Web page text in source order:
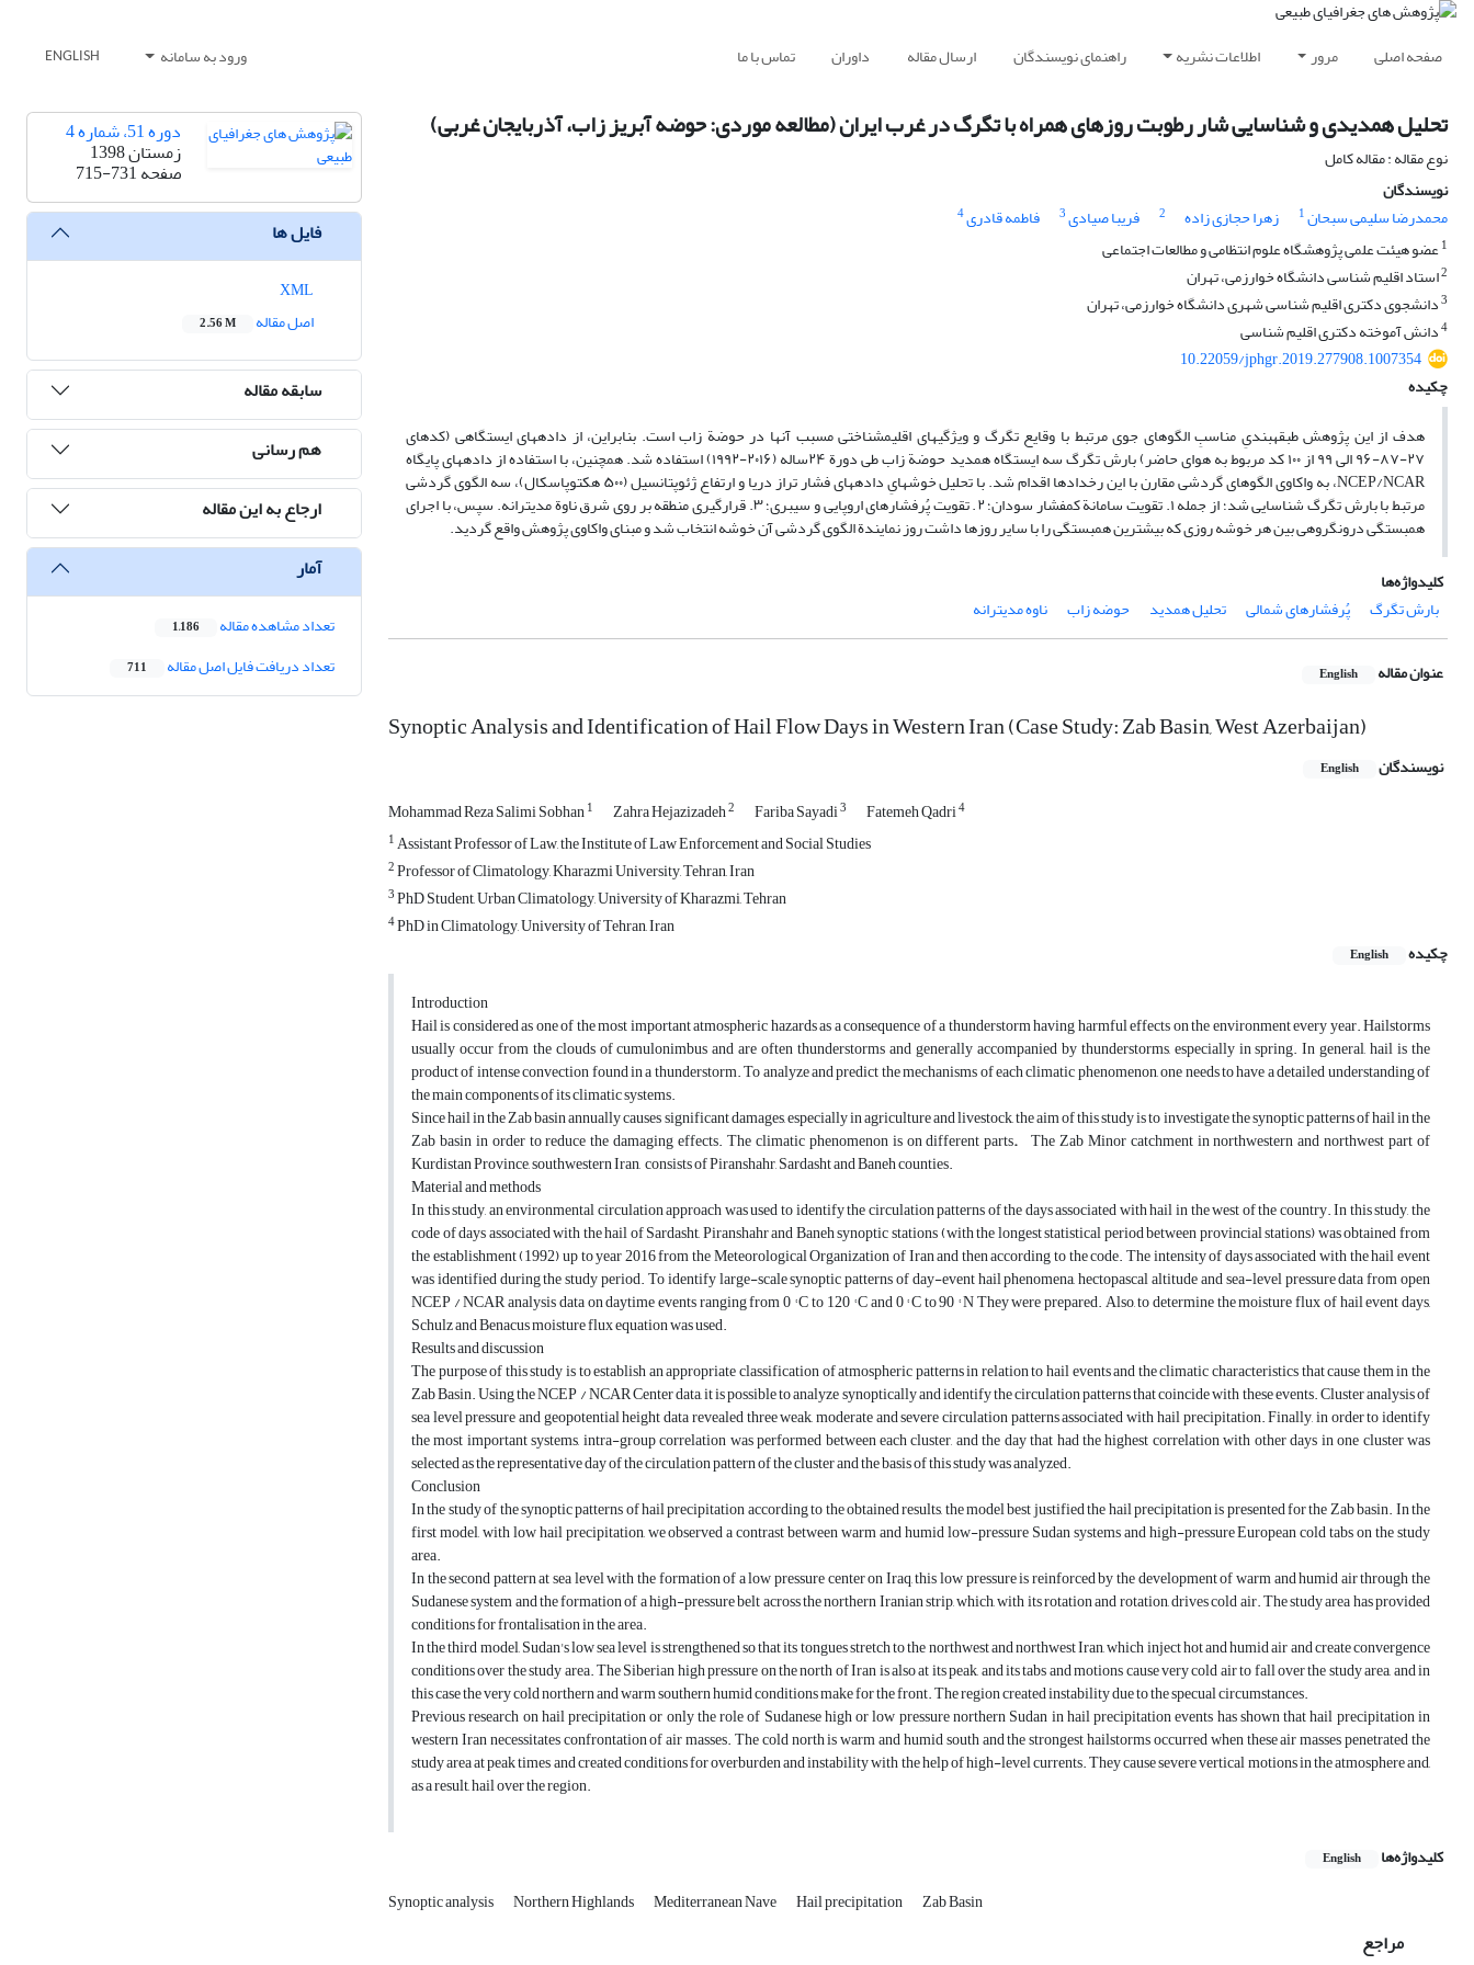
صفحه اصلی مرور اطلاعات نشریه راهنمای نویسندگان ارسال مقاله داوران تماس با ما ورود به سامانه ENGLISH
تحلیل همدیدی و شناسایی شار رطوبت روزهای همراه با تگرگ در غرب ایران (مطالعه موردی: حوضه آبریز زاب، آذربایجان غربی)
نوع مقاله : مقاله کامل
نویسندگان
محمدرضا سلیمی سبحان1 زهرا حجازی زاده 2 فریبا صیادی3 فاطمه قادری4
1عضو هیئت ‏علمی پژوهشگاه علوم انتظامی و مطالعات اجتماعی
2استاد اقلیم ‏شناسی دانشگاه خوارزمی، تهران
3دانشجوی دکتری اقلیم‏ شناسی شهری دانشگاه خوارزمی، تهران
4دانش‏ آموخته دکتری اقلیم ‏شناسی
10.22059/jphgr.2019.277908.1007354
چکیده
هدف از این پژوهش طبقه‏بندیِ مناسبِ الگوهای جوی مرتبط با وقایع تگرگ و ویژگی‏های اقلیم‏شناختی مسبب آن‏ها در حوضة زاب است. بنابراین، از داده‏های ایستگاهی (کدهای
۲۷-۸۷-۹۶ الی ۹۹ از ۱۰۰ کد مربوط به هوای حاضر) بارش تگرگ سه ایستگاه همدید حوضة زاب طی دورة ۲۴ساله (۲۰۱۶-۱۹۹۲) استفاده شد. همچنین، با استفاده از داده‏های پایگاه
NCEP/NCAR، به واکاوی الگوهای گردشی مقارن با این رخدادها اقدام شد. با تحلیل خوشه‏ایِ داده‏های فشار تراز دریا و ارتفاع ژئوپتانسیل (۵۰۰ هکتوپاسکال)، سه الگوی گردشی
مرتبط با بارش تگرگ شناسایی شد؛ از جمله ۱. تقویت سامانة کم‏فشار سودان؛ ۲. تقویت پُرفشارهای اروپایی و سیبری؛ ۳. قرارگیری منطقه بر روی شرق ناوة مدیترانه. سپس، با اجرای
همبستگی درون‏گروهی بین هر خوشه روزی که بیشترین همبستگی را با سایر روزها داشت روز نمایندة الگوی گردشی آن خوشه انتخاب شد و مبنای واکاوی پژوهش واقع گردید.
کلیدواژه‌ها
بارش تگرگ
پُرفشارهای شمالی تحلیل همدید حوضه زاب ناوه مدیترانه
عنوان مقاله English
Synoptic Analysis and Identification of Hail Flow Days in Western Iran (Case Study: Zab Basin, West Azerbaijan)
نویسندگان English
Mohammad Reza Salimi Sobhan1 Zahra Hejazizadeh2 Fariba Sayadi3 Fatemeh Qadri4
1Assistant Professor of Law, the Institute of Law Enforcement and Social Studies
2Professor of Climatology, Kharazmi University, Tehran, Iran
3PhD Student, Urban Climatology, University of Kharazmi, Tehran
4PhD in Climatology, University of Tehran, Iran
چکیده
English
Introduction
Hail is considered as one of the most important atmospheric hazards as a consequence of a thunderstorm having harmful effects on the environment every year. Hailstorms
usually occur from the clouds of cumulonimbus and are often thunderstorms and generally accompanied by thunderstorms, especially in spring. In general, hail is the
product of intense convection found in a thunderstorm. To analyze and predict the mechanisms of each climatic phenomenon, one needs to have a detailed understanding of
the main components of its climatic systems.
Since hail in the Zab basin annually causes significant damages, especially in agriculture and livestock, the aim of this study is to investigate the synoptic patterns of hail in the
Zab basin in order to reduce the damaging effects. The climatic phenomenon is on different parts. The Zab Minor catchment in northwestern and northwest part of
Kurdistan Province, southwestern Iran, consists of Piranshahr, Sardasht and Baneh counties.
Material and methods
In this study, an environmental circulation approach was used to identify the circulation patterns of the days associated with hail in the west of the country. In this study, the
code of days associated with the hail of Sardasht, Piranshahr and Baneh synoptic stations (with the longest statistical period between provincial stations) was obtained from
the establishment (1992) up to year 2016 from the Meteorological Organization of Iran and then according to the code. The intensity of days associated with the hail event
was identified during the study period. To identify large-scale synoptic patterns of day-event hail phenomena, hectopascal altitude and sea-level pressure data from open
NCEP / NCAR analysis data on daytime events ranging from 0 ° C to 120 ° C and 0 ° C to 90 ° N They were prepared. Also, to determine the moisture flux of hail event days,
Schulz and Benacus moisture flux equation was used.
Results and discussion
The purpose of this study is to establish an appropriate classification of atmospheric patterns in relation to hail events and the climatic characteristics that cause them in the
Zab Basin. Using the NCEP / NCAR Center data, it is possible to analyze synoptically and identify the circulation patterns that coincide with these events. Cluster analysis of
sea level pressure and geopotential height data revealed three weak, moderate and severe circulation patterns associated with hail precipitation. Finally, in order to identify
the most important systems, intra-group correlation was performed between each cluster, and the day that had the highest correlation with other days in one cluster was
selected as the representative day of the circulation pattern of the cluster and the basis of this study was analyzed.
Conclusion
In the study of the synoptic patterns of hail precipitation according to the obtained results, the model best justified the hail precipitation is presented for the Zab basin. In the
first model, with low hail precipitation, we observed a contrast between warm and humid low-pressure Sudan systems and high-pressure European cold tabs on the study
area.
In the second pattern at sea level with the formation of a low pressure center on Iraq, this low pressure is reinforced by the development of warm and humid air through the
Sudanese system and the formation of a high-pressure belt across the northern Iranian strip, which, with its rotation and rotation, drives cold air. The study area has provided
conditions for frontalisation in the area.
In the third model, Sudan's low sea level is strengthened so that its tongues stretch to the northwest and northwest Iran, which inject hot and humid air and create convergence
conditions over the study area. The Siberian high pressure on the north of Iran is also at its peak, and its tabs and motions cause very cold air to fall over the study area, and in
this case the very cold northern and warm southern humid conditions make for the front. The region created instability due to the specual circumstances.
Previous research on hail precipitation or only the role of Sudanese high or low pressure northern Sudan in hail precipitation events has shown that hail precipitation in
western Iran necessitates confrontation of air masses. The cold north is warm and humid south and the strongest hailstorms occurred when these air masses penetrated the
study area at peak times and created conditions for overburden and instability with the help of high-level currents. They cause severe vertical motions in the atmosphere and,
as a result, hail over the region.
کلیدواژه‌ها English
Synoptic analysis Northern Highlands Mediterranean Nave Hail precipitation Zab Basin
مراجع
دوره 51، شماره 4
زمستان 1398
صفحه715-731
فایل ها
اصل مقاله
2.56 M
سابقه مقاله
هم رسانی
ارجاع به این مقاله
آمار
تعداد مشاهده مقاله 1,186
تعداد دریافت فایل اصل مقاله 711